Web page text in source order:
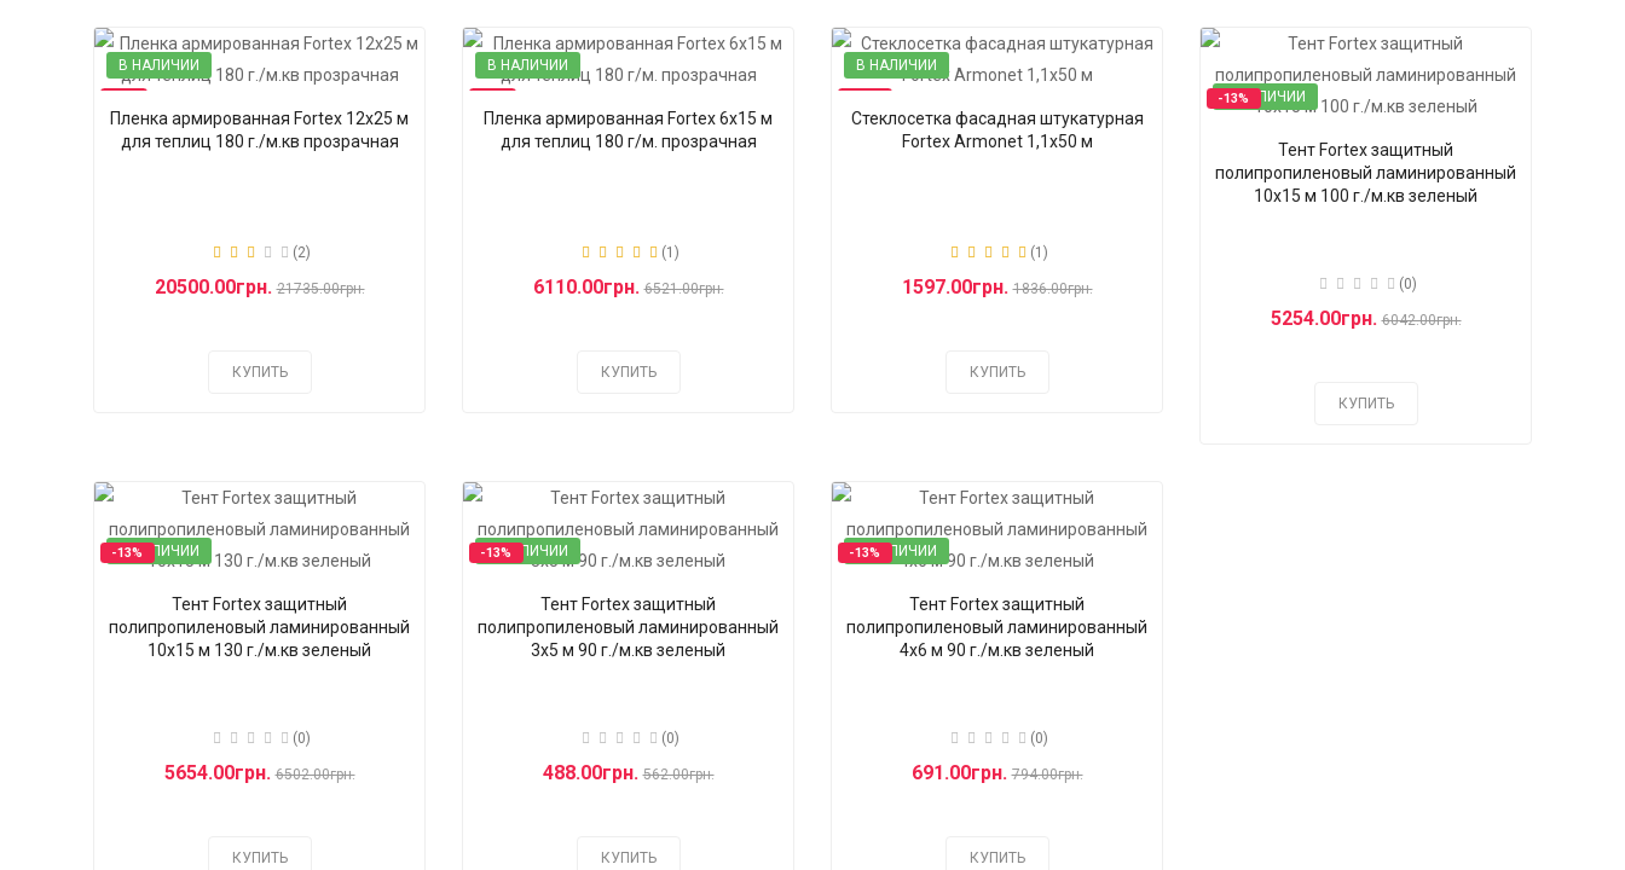
В НАЛИЧИИ
Пленка армированная Fortex 12х25 м
для теплиц 180 г./м.кв прозрачная
(2)
20500.00грн.21735.00грн.
КУПИТЬ
В НАЛИЧИИ
Пленка армированная Fortex 6х15 м
для теплиц 180 г/м. прозрачная
(1)
6110.00грн.6521.00грн.
КУПИТЬ
В НАЛИЧИИ
Стеклосетка фасадная штукатурная
Fortex Armonet 1,1х50 м
(1)
1597.00грн.1836.00грн.
КУПИТЬ
В НАЛИЧИИ
-13%
Тент Fortex защитный
полипропиленовый ламинированный
10x15 м 100 г./м.кв зеленый
(0)
5254.00грн.6042.00грн.
КУПИТЬ
В НАЛИЧИИ
-13%
Тент Fortex защитный
полипропиленовый ламинированный
10x15 м 130 г./м.кв зеленый
(0)
5654.00грн.6502.00грн.
КУПИТЬ
В НАЛИЧИИ
-13%
Тент Fortex защитный
полипропиленовый ламинированный
3x5 м 90 г./м.кв зеленый
(0)
488.00грн.562.00грн.
КУПИТЬ
В НАЛИЧИИ
-13%
Тент Fortex защитный
полипропиленовый ламинированный
4x6 м 90 г./м.кв зеленый
(0)
691.00грн.794.00грн.
КУПИТЬ